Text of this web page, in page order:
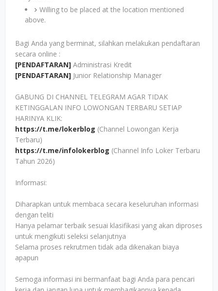
Willing to be placed at the location mentioned
above.
Bagi Anda yang berminat, silahkan melakukan pendaftaran
secara online :
[PENDAFTARAN] Administrasi Kredit
[PENDAFTARAN] Junior Relationship Manager
GABUNG DI CHANNEL TELEGRAM AGAR TIDAK
KETINGGALAN INFO LOWONGAN TERBARU SETIAP
HARINYA KLIK:
https://t.me/lokerblog (Channel Lowongan Kerja
Terbaru)
https://t.me/infolokerblog (Channel Info Loker Terbaru
Tahun 2026)
Informasi:
Diharapkan untuk membaca secara keseluruhan informasi
dengan teliti
Hanya pelamar terbaik sesuai klasifikasi yang akan diproses
untuk mengikuti seleksi selanjutnya
Selama proses rekrutmen tidak ada dikenakan biaya
apapun
Semoga informasi ini bermanfaat bagi Anda para pencari